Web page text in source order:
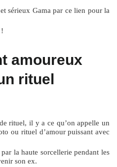
sérieux Gama par ce lien pour la
!
amoureux
rituel
rituel, il y a ce qu’on appelle un
ou rituel d’amour puissant avec
la haute sorcellerie pendant les
son ex.